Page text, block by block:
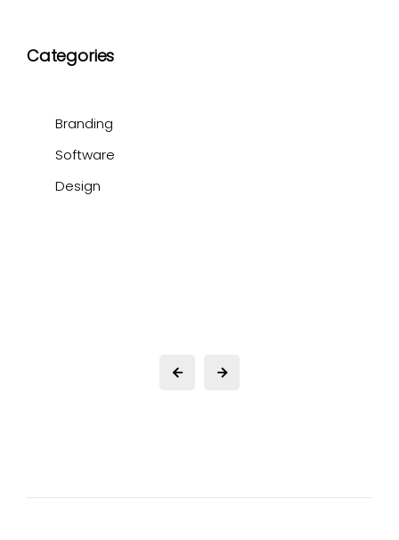
Categories
Branding
Software
Design